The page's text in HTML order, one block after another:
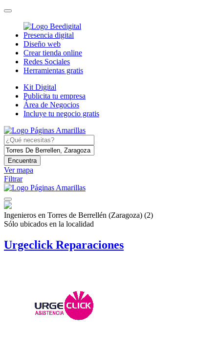
Presencia digital
Diseño web
Crear tienda online
Redes Sociales
Herramientas gratis
Kit Digital
Publicita tu empresa
Área de Negocios
Incluye tu negocio gratis
Encuentra
Ver mapa
Filtrar
Ingenieros en Torres de Berrellén (Zaragoza) (2)
Sólo ubicados en la localidad
Urgeclick Reparaciones